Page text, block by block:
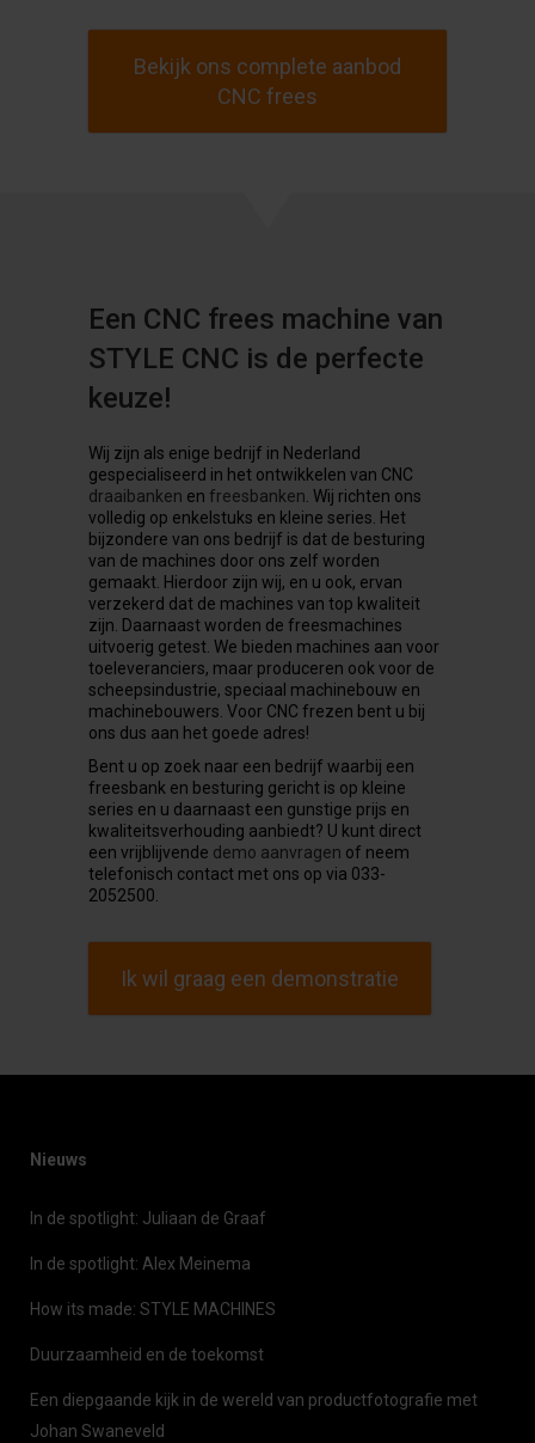
Bekijk ons complete aanbod
CNC frees
Een CNC frees machine van
STYLE CNC is de perfecte
keuze!
Wij zijn als enige bedrijf in Nederland
gespecialiseerd in het ontwikkelen van CNC
draaibanken en freesbanken . Wij richten ons
volledig op enkelstuks en kleine series. Het
bijzondere van ons bedrijf is dat de besturing
van de machines door ons zelf worden
gemaakt. Hierdoor zijn wij, en u ook, ervan
verzekerd dat de machines van top kwaliteit
zijn. Daarnaast worden de freesmachines
uitvoerig getest. We bieden machines aan voor
toeleveranciers, maar produceren ook voor de
scheepsindustrie, speciaal machinebouw en
machinebouwers. Voor CNC frezen bent u bij
ons dus aan het goede adres!
Bent u op zoek naar een bedrijf waarbij een
freesbank en besturing gericht is op kleine
series en u daarnaast een gunstige prijs en
kwaliteitsverhouding aanbiedt? U kunt direct
een vrijblijvende demo aanvragen of neem
telefonisch contact met ons op via 033-
2052500.
Ik wil graag een demonstratie
Nieuws
In de spotlight: Juliaan de Graaf
In de spotlight: Alex Meinema
How its made: STYLE MACHINES
Duurzaamheid en de toekomst
Een diepgaande kijk in de wereld van productfotografie met
Johan Swaneveld